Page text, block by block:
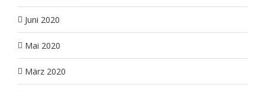
Juni 2020
Mai 2020
März 2020